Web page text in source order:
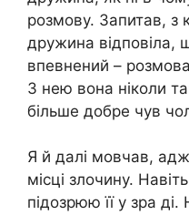
розмову. Запитав, з
дружина відповіла,
впевнений –
З нею вона ніколи
більше добре чув
Я й далі мовчав,
місці злочину.
підозрюю її у зра